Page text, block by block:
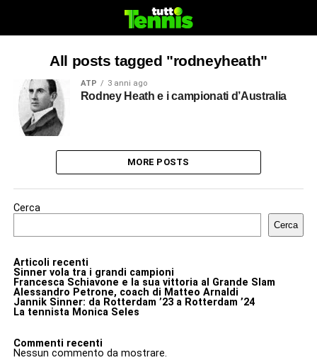
All posts tagged "rodneyheath"
ATP 3 anni ago
Rodney Heath e i campionati d’Australia
MORE POSTS
Cerca
Cerca
Articoli recenti
Sinner vola tra i grandi campioni
Francesca Schiavone e la sua vittoria al Grande Slam
Alessandro Petrone, coach di Matteo Arnaldi
Jannik Sinner: da Rotterdam ’23 a Rotterdam ’24
La tennista Monica Seles
Commenti recenti
Nessun commento da mostrare.